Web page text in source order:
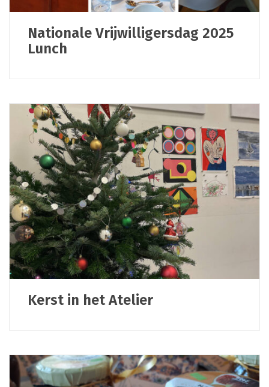
Nationale Vrijwilligersdag 2025
Lunch
Kerst in het Atelier